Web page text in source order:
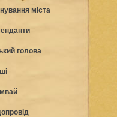
міста
голова